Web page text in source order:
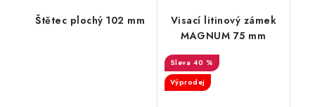
Štětec plochý 102 mm
Visací litinový zámek
MAGNUM 75 mm
40 %
Výprodej